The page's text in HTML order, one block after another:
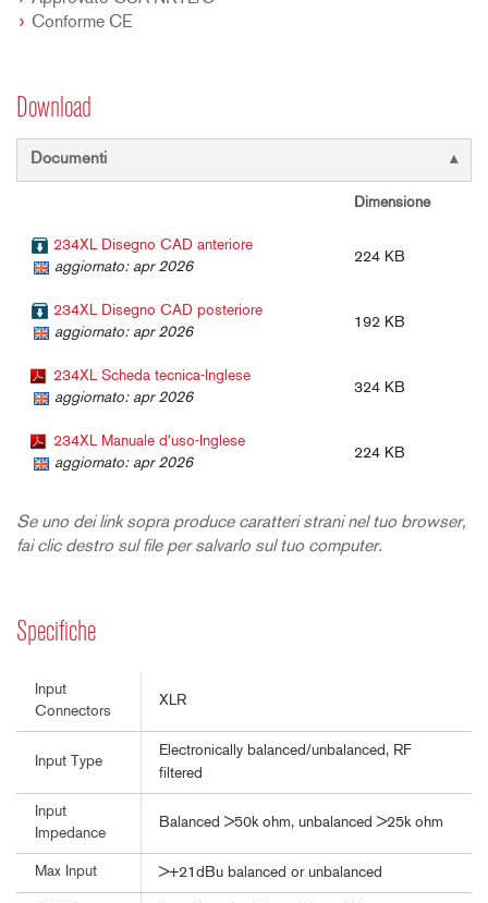
Conforme CE
Download
Documenti
Dimensione
234XL Disegno CAD anteriore
aggiornato: apr 2026
224 KB
234XL Disegno CAD posteriore
aggiornato: apr 2026
192 KB
234XL Scheda tecnica-Inglese
aggiornato: apr 2026
324 KB
234XL Manuale d'uso-Inglese
aggiornato: apr 2026
224 KB
Se uno dei link sopra produce caratteri strani nel tuo browser,
fai clic destro sul file per salvarlo sul tuo computer.
Specifiche
Input
Connectors
XLR
Input Type
Electronically balanced/unbalanced, RF
filtered
Input
Impedance
Balanced >50k ohm, unbalanced >25k ohm
Max Input >+21dBu balanced or unbalanced